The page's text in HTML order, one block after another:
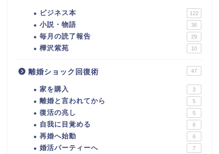
ビジネス本 122
小説・物語 36
毎月の読了報告 29
樺沢紫苑 10
離婚ショック回復術 47
家を購入 3
離婚と言われてから 5
復活の兆し 5
自我に目覚める 6
再婚へ始動 6
婚活パーティーへ 7